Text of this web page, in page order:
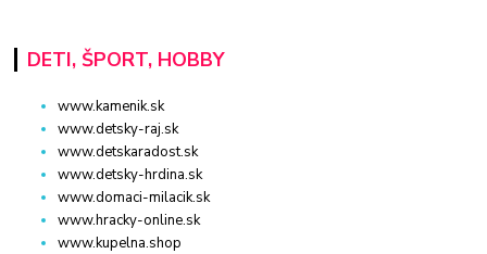
DETI, ŠPORT, HOBBY
www.kamenik.sk
www.detsky-raj.sk
www.detskaradost.sk
www.detsky-hrdina.sk
www.domaci-milacik.sk
www.hracky-online.sk
www.kupelna.shop